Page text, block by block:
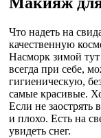
Что надеть на
качественную
Насморк зимой
всегда при себе,
гигиеническую,
самые красивые.
Если не
и плохо. Есть на
увидеть снег.